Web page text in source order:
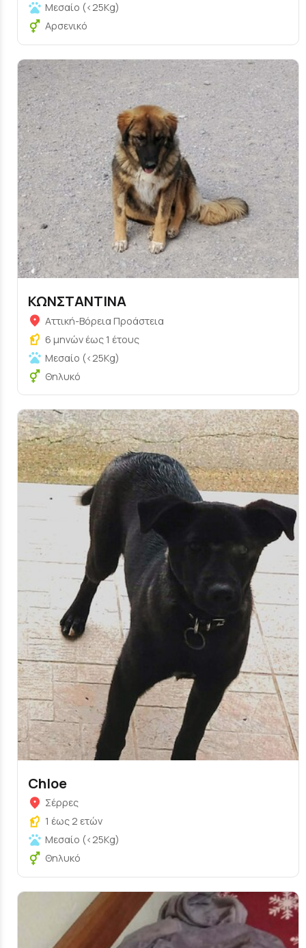
Μεσαίο (<25Kg)
Αρσενικό
ΚΩΝΣΤΑΝΤΙΝΑ
Αττική-Βόρεια Προάστεια
6 μηνών έως 1 έτους
Μεσαίο (<25Kg)
Θηλυκό
Chloe
Σέρρες
1 έως 2 ετών
Μεσαίο (<25Kg)
Θηλυκό